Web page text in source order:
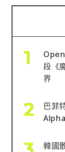
段《
界
巴菲
韓國